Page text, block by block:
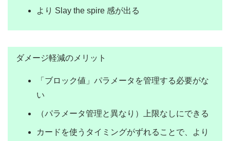
より Slay the spire 感が出る
ダメージ軽減のメリット
「ブロック値」パラメータを管理する必要がな
い
（パラメータ管理と異なり）上限なしにできる
カードを使うタイミングがずれることで、より